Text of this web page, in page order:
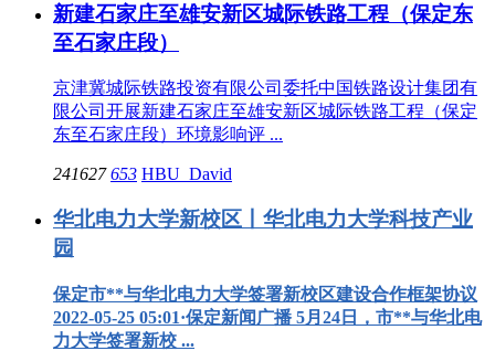
新建石家庄至雄安新区城际铁路工程（保定东
至石家庄段）
京津冀城际铁路投资有限公司委托中国铁路设计集团有
限公司开展新建石家庄至雄安新区城际铁路工程（保定
东至石家庄段）环境影响评 ...
241627653 HBU_David
华北电力大学新校区丨华北电力大学科技产业
园
保定市**与华北电力大学签署新校区建设合作框架协议
2022-05-25 05:01·保定新闻广播 5月24日，市**与华北电
力大学签署新校 ...